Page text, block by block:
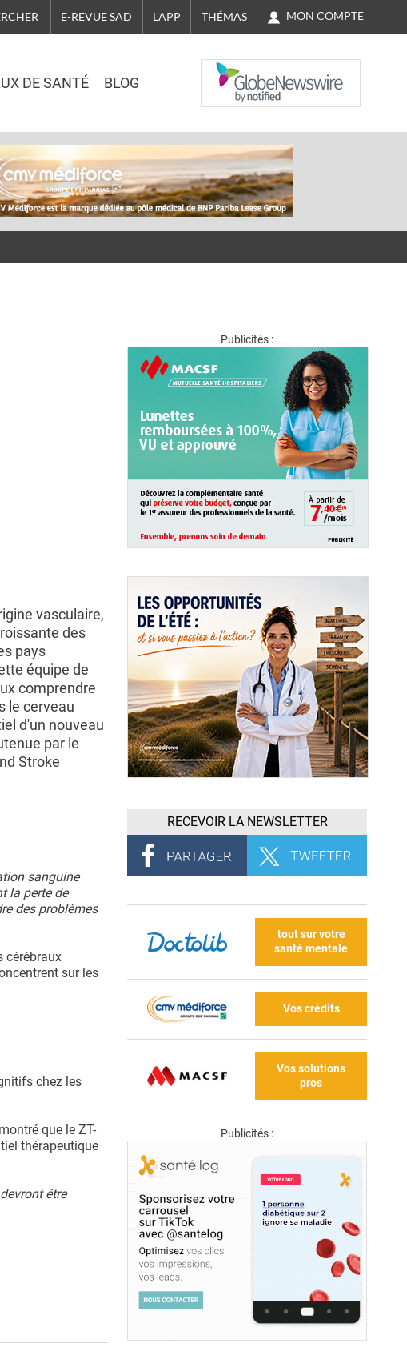
E-REVUE SAD L'APP THÉMAS MON COMPTE
DE SANTÉ BLOG
NASDAQ
vasculaire,
des
pays
équipe de
comprendre
le cerveau
d'un nouveau
par le
Stroke
sanguine
la perte de
des problèmes
cérébraux
sur les
chez les
que le ZT-
thérapeutique
être
Publicités :
RECEVOIR LA NEWSLETTER
tout sur votre
santé mentale
Vos crédits
Vos solutions
pros
Publicités :